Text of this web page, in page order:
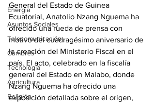
Energia
Asuntos Sociales
Telecomunicación
Cumbres
Tecnología
Agricultura
Religión
General del Estado de Guinea
Ecuatorial, Anatolio Nzang Nguema ha
ofrecido una rueda de prensa con
motivo del cuadragésimo aniversario de
la creación del Ministerio Fiscal en el
país. El acto, celebrado en la fiscalía
general del Estado en Malabo, donde
Nzang Nguema ha ofrecido una
exposición detallada sobre el origen,